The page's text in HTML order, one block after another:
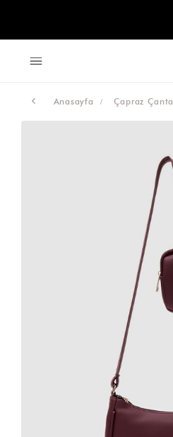
Anasayfa Çapraz Çanta